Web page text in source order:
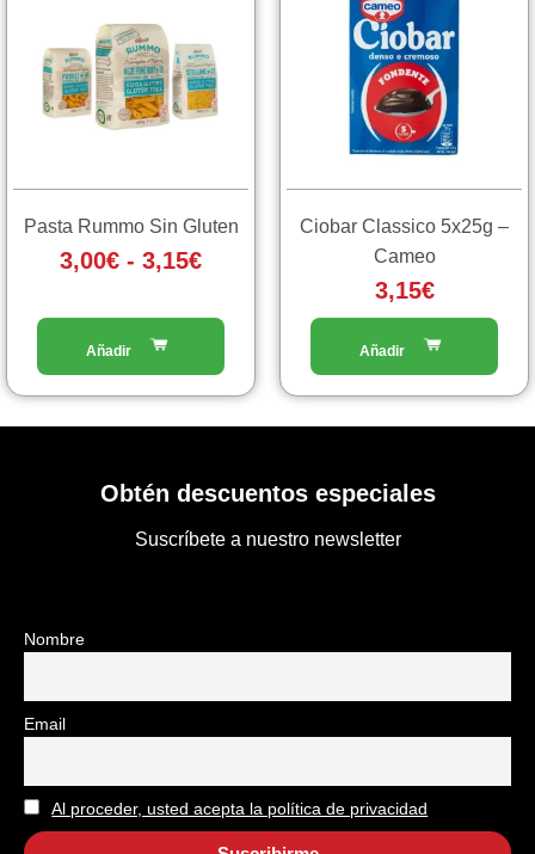
Pasta Rummo Sin Gluten
3,00€ - 3,15€
da
3,00€
a
varianti.
opzioni
nella
pagina
prodotto
Ciobar Classico 5x25g –
Cameo
3,15€
Obtén descuentos especiales
Suscríbete a nuestro newsletter
Nombre
Email
Al proceder, usted acepta la política de privacidad